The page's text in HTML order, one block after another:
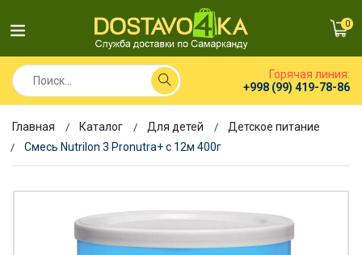
0
Горячая линия:
+998 (99) 419-78-86
Главная Каталог Для детей
Детское питание
Смесь Nutrilon 3 Pronutra+ c 12м 400г